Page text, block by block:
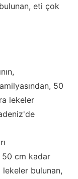
eti çok
50
lekeler
50 cm kadar
bulunan,